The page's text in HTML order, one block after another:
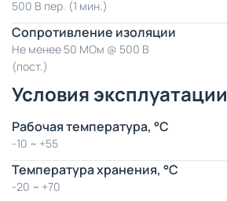
500 В пер. (1 мин.)
Сопротивление изоляции
Не менее 50 МОм @ 500 В
(пост.)
Условия эксплуатации
Рабочая температура, °C
-10 ~ +55
Температура хранения, °C
-20 ~ +70